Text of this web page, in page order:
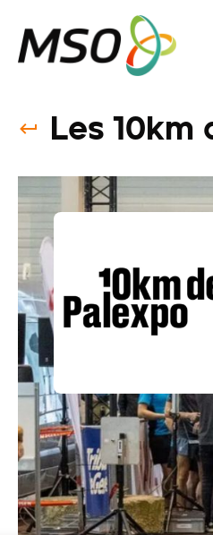
Les 10km